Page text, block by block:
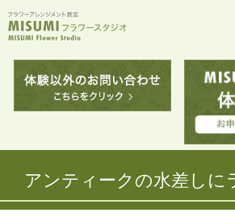
アンティークの水差しに